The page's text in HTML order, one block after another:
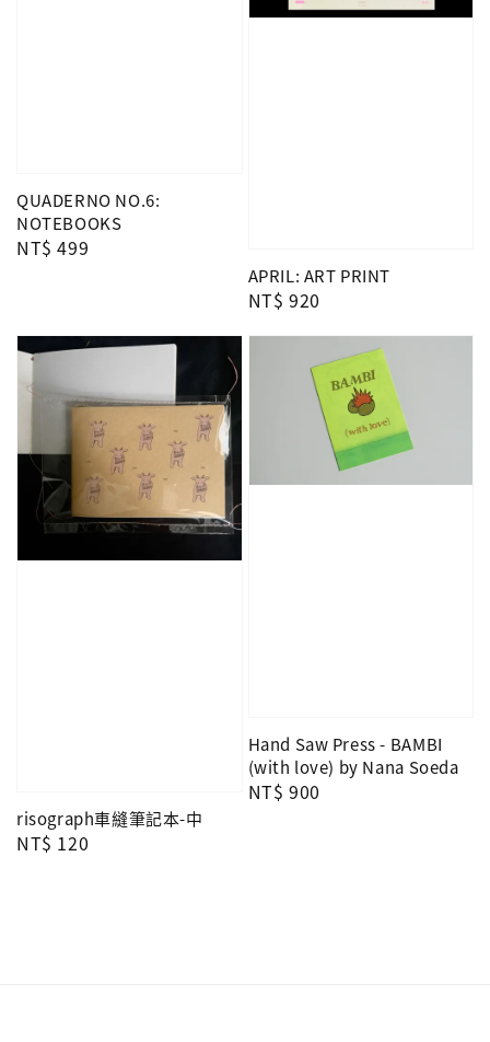
QUADERNO NO.6:
NOTEBOOKS
Regular
NT$ 499
APRIL: ART PRINT
Regular
NT$ 920
risograph車縫筆記本-中
Regular
NT$ 120
Hand Saw Press - BAMBI
(with love) by Nana Soeda
Regular
NT$ 900